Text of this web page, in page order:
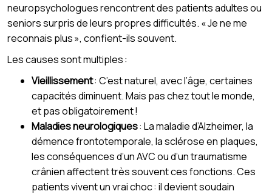
neuropsychologues rencontrent des patients adultes ou
seniors surpris de leurs propres difficultés. « Je ne me
reconnais plus », confient-ils souvent.
Les causes sont multiples :
Vieillissement: C’est naturel, avec l’âge, certaines
capacités diminuent. Mais pas chez tout le monde,
et pas obligatoirement !
Maladies neurologiques: La maladie d’Alzheimer, la
démence frontotemporale, la sclérose en plaques,
les conséquences d’un AVC ou d’un traumatisme
crânien affectent très souvent ces fonctions. Ces
patients vivent un vrai choc : il devient soudain